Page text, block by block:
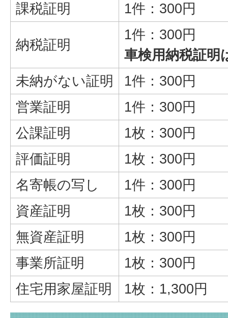
課税証明
1件：300円
納税証明
1件：300円
車検用納税証明
未納がない証明
1件：300円
営業証明
1件：300円
公課証明
1枚：300円
評価証明
1枚：300円
名寄帳の写し
1件：300円
資産証明
1枚：300円
無資産証明
1枚：300円
事業所証明
1枚：300円
住宅用家屋証明
1枚：1,300円